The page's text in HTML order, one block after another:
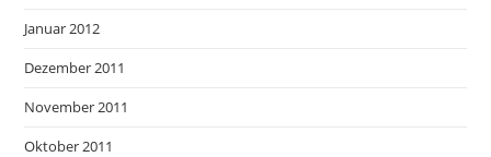
Januar 2012
Dezember 2011
November 2011
Oktober 2011